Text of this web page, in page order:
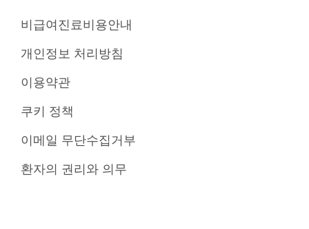
비급여진료비용안내
개인정보 처리방침
이용약관
쿠키 정책
이메일 무단수집거부
환자의 권리와 의무